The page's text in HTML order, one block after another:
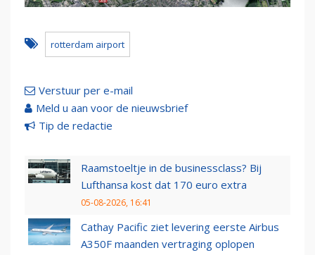
rotterdam airport
Verstuur per e-mail
Meld u aan voor de nieuwsbrief
Tip de redactie
Raamstoeltje in de businessclass? Bij
Lufthansa kost dat 170 euro extra
05-08-2026, 16:41
Cathay Pacific ziet levering eerste Airbus
A350F maanden vertraging oplopen